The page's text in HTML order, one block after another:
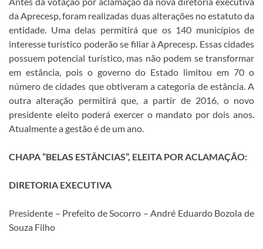
da Aprecesp, foram realizadas duas alterações no estatuto da
entidade. Uma delas permitirá que os 140 municípios de
interesse turístico poderão se filiar à Aprecesp. Essas cidades
possuem potencial turístico, mas não podem se transformar
em estância, pois o governo do Estado limitou em 70 o
número de cidades que obtiveram a categoria de estância. A
outra alteração permitirá que, a partir de 2016, o novo
presidente eleito poderá exercer o mandato por dois anos.
Atualmente a gestão é de um ano.
CHAPA “BELAS ESTÂNCIAS”, ELEITA POR ACLAMAÇÃO:
DIRETORIA EXECUTIVA
Presidente – Prefeito de Socorro – André Eduardo Bozola de
Souza Filho